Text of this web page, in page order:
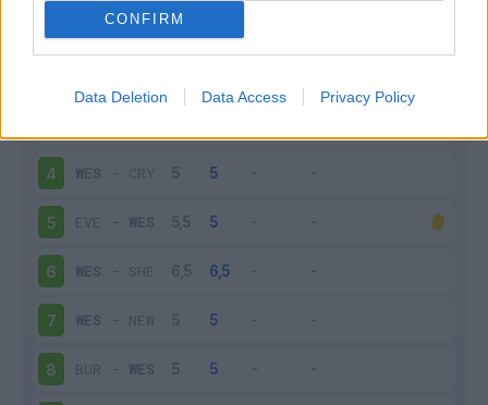
CONFIRM
Data Deletion Data Access Privacy Policy
-WES
4 WES - CRY
5 EVE - WES
6 WES - SHE
7 WES - NEW
8 BUR - WES